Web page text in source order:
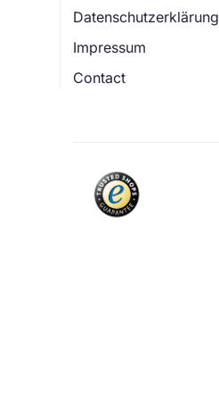
Datenschutzerklärung
Impressum
Contact